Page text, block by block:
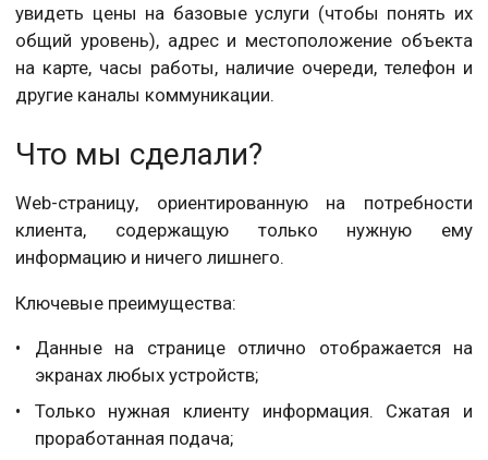
увидеть цены на базовые услуги (чтобы понять их
общий уровень), адрес и местоположение объекта
на карте, часы работы, наличие очереди, телефон и
другие каналы коммуникации.
Что мы сделали?
Web-страницу, ориентированную на потребности
клиента, содержащую только нужную ему
информацию и ничего лишнего.
Ключевые преимущества:
Данные на странице отлично отображается на
экранах любых устройств;
Только нужная клиенту информация. Сжатая и
проработанная подача;